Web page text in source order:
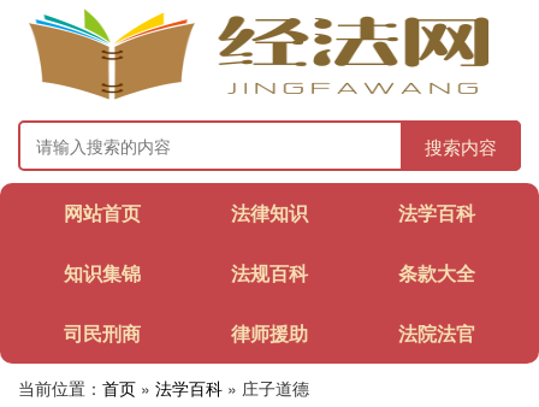
搜索内容
网站首页 法律知识 法学百科
知识集锦 法规百科 条款大全
司民刑商 律师援助 法院法官
当前位置： 首页 » 法学百科 » 庄子道德